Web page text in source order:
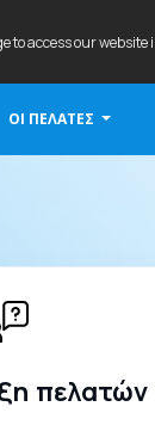
to access our
ΟΙ ΠΕΛΆΤΕΣ
πελατών